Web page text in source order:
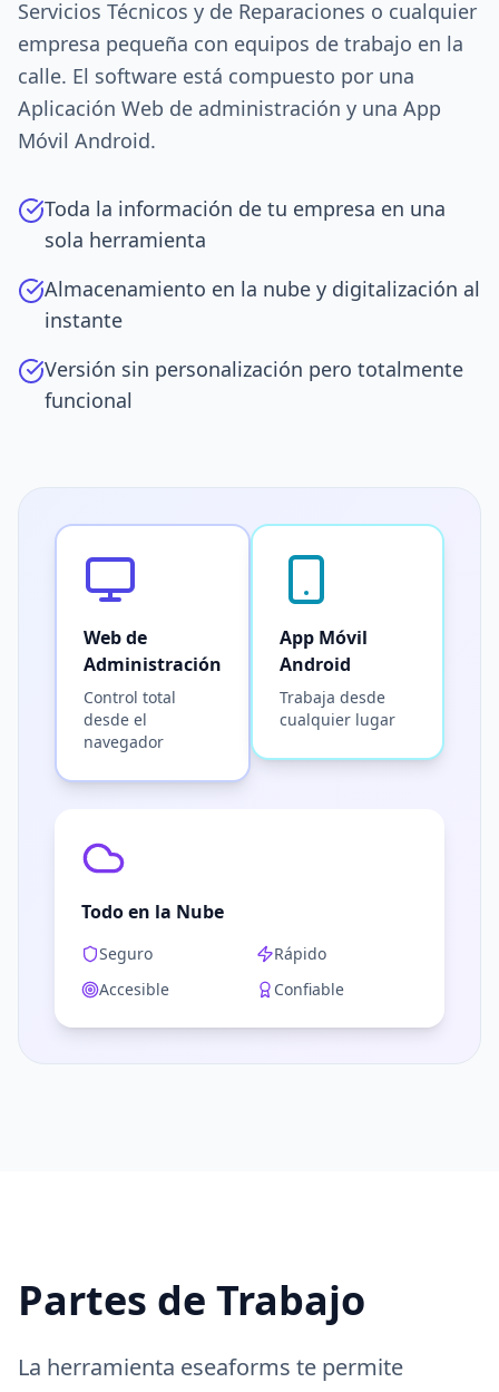
Servicios Técnicos y de Reparaciones o cualquier
empresa pequeña con equipos de trabajo en la
calle. El software está compuesto por una
Aplicación Web de administración y una App
Móvil Android.
Toda la información de tu empresa en una
sola herramienta
Almacenamiento en la nube y digitalización al
instante
Versión sin personalización pero totalmente
funcional
Web de
Administración
Control total
desde el
navegador
App Móvil
Android
Trabaja desde
cualquier lugar
Todo en la Nube
Seguro
Rápido
Accesible
Confiable
Partes de Trabajo
La herramienta eseaforms te permite